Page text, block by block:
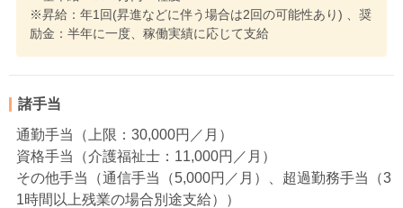
※昇給：年1回(昇進などに伴う場合は2回の可能性あり) 、奨
励金：半年に一度、稼働実績に応じて支給
諸手当
通勤手当（上限：30,000円／月）
資格手当（介護福祉士：11,000円／月）
その他手当（通信手当（5,000円／月）、超過勤務手当（3
1時間以上残業の場合別途支給））